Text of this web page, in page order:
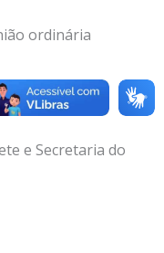
ordinária
e Secretaria do